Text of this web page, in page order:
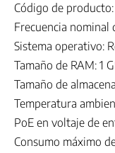
Código de producto:
Frecuencia nominal
Sistema operativo:
Tamaño de RAM: 1
Tamaño de
Temperatura
PoE en voltaje de
Consumo máximo